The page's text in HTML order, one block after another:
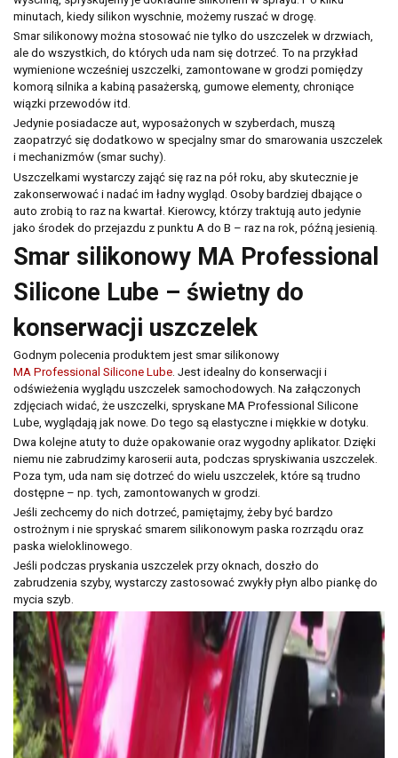
minutach, kiedy silikon wyschnie, możemy ruszać w drogę.
Smar silikonowy można stosować nie tylko do uszczelek w drzwiach,
ale do wszystkich, do których uda nam się dotrzeć. To na przykład
wymienione wcześniej uszczelki, zamontowane w grodzi pomiędzy
komorą silnika a kabiną pasażerską, gumowe elementy, chroniące
wiązki przewodów itd.
Jedynie posiadacze aut, wyposażonych w szyberdach, muszą
zaopatrzyć się dodatkowo w specjalny smar do smarowania uszczelek
i mechanizmów (smar suchy).
Uszczelkami wystarczy zająć się raz na pół roku, aby skutecznie je
zakonserwować i nadać im ładny wygląd. Osoby bardziej dbające o
auto zrobią to raz na kwartał. Kierowcy, którzy traktują auto jedynie
jako środek do przejazdu z punktu A do B – raz na rok, późną jesienią.
Smar silikonowy MA Professional
Silicone Lube – świetny do
konserwacji uszczelek
Godnym polecenia produktem jest smar silikonowy
MA Professional Silicone Lube. Jest idealny do konserwacji i
odświeżenia wyglądu uszczelek samochodowych. Na załączonych
zdjęciach widać, że uszczelki, spryskane MA Professional Silicone
Lube, wyglądają jak nowe. Do tego są elastyczne i miękkie w dotyku.
Dwa kolejne atuty to duże opakowanie oraz wygodny aplikator. Dzięki
niemu nie zabrudzimy karoserii auta, podczas spryskiwania uszczelek.
Poza tym, uda nam się dotrzeć do wielu uszczelek, które są trudno
dostępne – np. tych, zamontowanych w grodzi.
Jeśli zechcemy do nich dotrzeć, pamiętajmy, żeby być bardzo
ostrożnym i nie spryskać smarem silikonowym paska rozrządu oraz
paska wieloklinowego.
Jeśli podczas pryskania uszczelek przy oknach, doszło do
zabrudzenia szyby, wystarczy zastosować zwykły płyn albo piankę do
mycia szyb.
z siedzibą w Sosnowcu (41-200), ul Schonów 3, zwana dalej Spółką,
Pani/Pana dane osobowe przetwarzane będą w celu realizacji usługi
newsletter – na podstawie art. 6 ust. 1 lit. a ogólnego rozporządzenia
o ochronie danych osobowych z dnia 27 kwietnia 2016 r.
Odbiorcami Pani/Pana danych osobowych będą:
wyłącznie podmioty uprawnione do uzyskania danych osobowych
podmioty, którym Spóła powierzyła przetwarzanie danych
osobowych (Mailchimp)
spółki należące do grupy kapitałowej
Pani/Pana dane osobowe przechowywane będą do momentu
odwołania zgody na korzystanie z usługi newsletter,
Posiada Pan/i prawo dostępu do treści swoich danych oraz prawo ich
sprostowania, usunięcia, ograniczenia przetwarzania, prawo do
przenoszenia danych, prawo wniesienia sprzeciwu, prawo do
cofnięcia zgody w dowolnym momencie bez wpływu na zgodność z
prawem przetwarzania, którego dokonano na podstawie zgody przed
jej cofnięcie oraz posiada Pan/i prawo do przenoszenia danych,
ma Pani/Pan prawo wniesienia skargi do organu nadzorczego,
Pani/Pana dane będą nie przetwarzane w sposób zautomatyzowany w
tym również w formie profilowania.
podanie danych osobowych jest dobrowolne ale niezbędne do
korzystania z usługi newsletter.